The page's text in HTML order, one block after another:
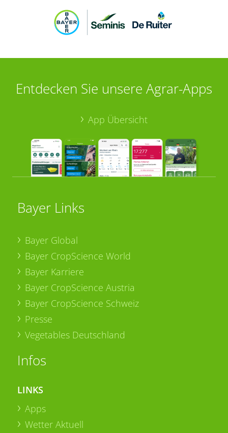
Entdecken Sie unsere Agrar-Apps
App Übersicht
Bayer Links
Bayer Global
Bayer CropScience World
Bayer Karriere
Bayer CropScience Austria
Bayer CropScience Schweiz
Presse
Vegetables Deutschland
Infos
LINKS
Apps
Wetter Aktuell